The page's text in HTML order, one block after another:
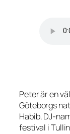
Peter är en
Göteborgs
Habib. DJ-
festival i